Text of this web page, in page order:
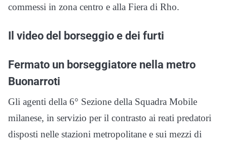
commessi in zona centro e alla Fiera di Rho.
Il video del borseggio e dei furti
Fermato un borseggiatore nella metro
Buonarroti
Gli agenti della 6° Sezione della Squadra Mobile
milanese, in servizio per il contrasto ai reati predatori
disposti nelle stazioni metropolitane e sui mezzi di